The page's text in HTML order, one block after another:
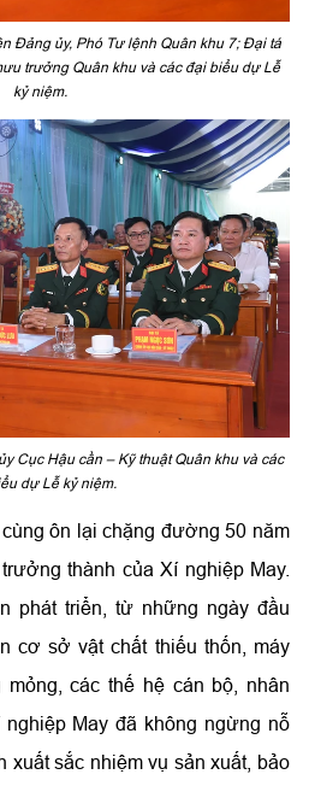
Đảng ủy, Phó Tư lệnh Quân khu 7; Đại tá
trưởng Quân khu và các đại biểu dự Lễ
kỷ niệm.
Cục Hậu cần – Kỹ thuật Quân khu và các
dự Lễ kỷ niệm.
ôn lại chặng đường 50 năm
thành của Xí nghiệp May.
phát triển, từ những ngày đầu
cơ sở vật chất thiếu thốn, máy
các thế hệ cán bộ, nhân
May đã không ngừng nỗ
xuất sắc nhiệm vụ sản xuất, bảo